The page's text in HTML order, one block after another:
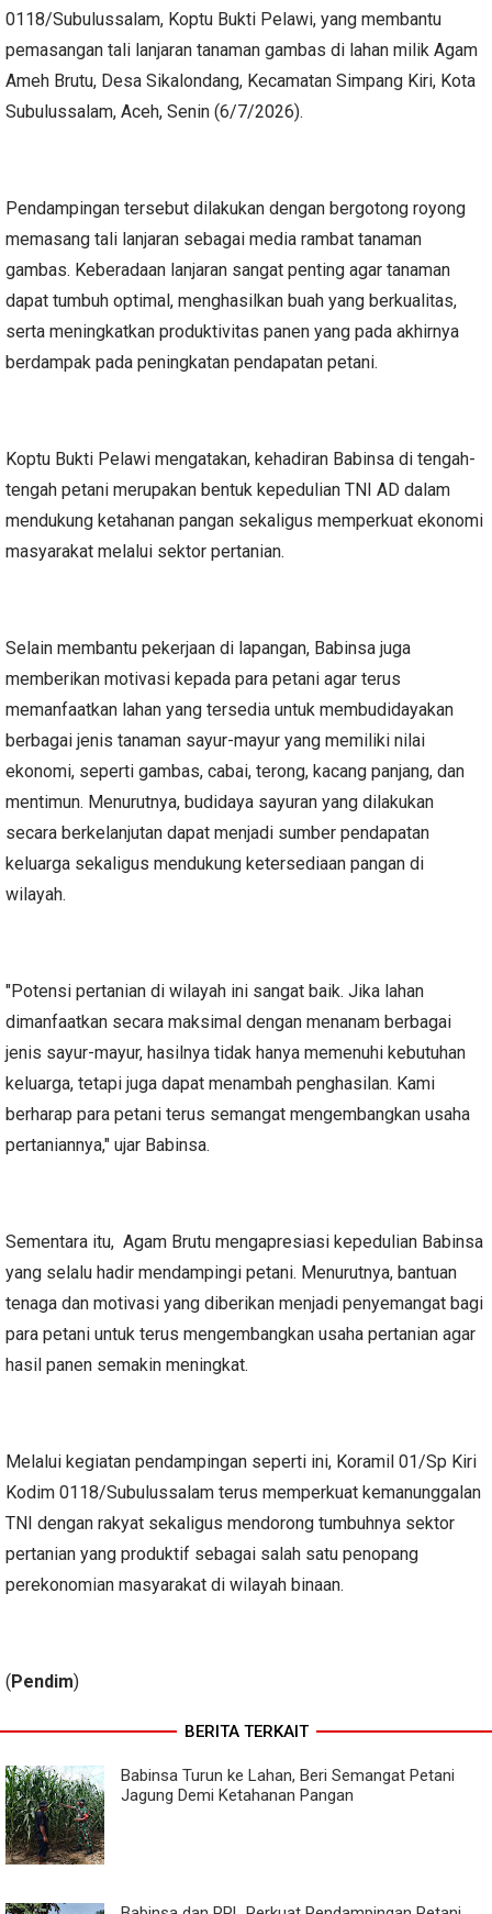
0118/Subulussalam, Koptu Bukti Pelawi, yang membantu
pemasangan tali lanjaran tanaman gambas di lahan milik Agam
Ameh Brutu, Desa Sikalondang, Kecamatan Simpang Kiri, Kota
Subulussalam, Aceh, Senin (6/7/2026).
Pendampingan tersebut dilakukan dengan bergotong royong
memasang tali lanjaran sebagai media rambat tanaman
gambas. Keberadaan lanjaran sangat penting agar tanaman
dapat tumbuh optimal, menghasilkan buah yang berkualitas,
serta meningkatkan produktivitas panen yang pada akhirnya
berdampak pada peningkatan pendapatan petani.
Koptu Bukti Pelawi mengatakan, kehadiran Babinsa di tengah-
tengah petani merupakan bentuk kepedulian TNI AD dalam
mendukung ketahanan pangan sekaligus memperkuat ekonomi
masyarakat melalui sektor pertanian.
Selain membantu pekerjaan di lapangan, Babinsa juga
memberikan motivasi kepada para petani agar terus
memanfaatkan lahan yang tersedia untuk membudidayakan
berbagai jenis tanaman sayur-mayur yang memiliki nilai
ekonomi, seperti gambas, cabai, terong, kacang panjang, dan
mentimun. Menurutnya, budidaya sayuran yang dilakukan
secara berkelanjutan dapat menjadi sumber pendapatan
keluarga sekaligus mendukung ketersediaan pangan di
wilayah.
"Potensi pertanian di wilayah ini sangat baik. Jika lahan
dimanfaatkan secara maksimal dengan menanam berbagai
jenis sayur-mayur, hasilnya tidak hanya memenuhi kebutuhan
keluarga, tetapi juga dapat menambah penghasilan. Kami
berharap para petani terus semangat mengembangkan usaha
pertaniannya," ujar Babinsa.
Sementara itu, Agam Brutu mengapresiasi kepedulian Babinsa
yang selalu hadir mendampingi petani. Menurutnya, bantuan
tenaga dan motivasi yang diberikan menjadi penyemangat bagi
para petani untuk terus mengembangkan usaha pertanian agar
hasil panen semakin meningkat.
Melalui kegiatan pendampingan seperti ini, Koramil 01/Sp Kiri
Kodim 0118/Subulussalam terus memperkuat kemanunggalan
TNI dengan rakyat sekaligus mendorong tumbuhnya sektor
pertanian yang produktif sebagai salah satu penopang
perekonomian masyarakat di wilayah binaan.
(Pendim)
BERITA TERKAIT
Babinsa Turun ke Lahan, Beri Semangat Petani
Jagung Demi Ketahanan Pangan